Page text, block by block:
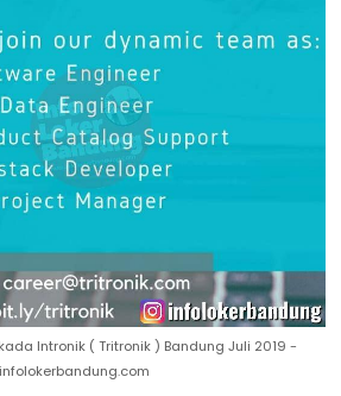
Intronik ( Tritronik ) Bandung Juli 2019 -
infolokerbandung.com